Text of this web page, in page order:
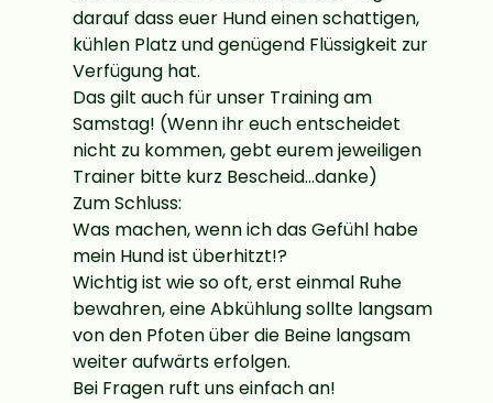
darauf dass euer Hund einen schattigen,
kühlen Platz und genügend Flüssigkeit zur
Verfügung hat.
Das gilt auch für unser Training am
Samstag! (Wenn ihr euch entscheidet
nicht zu kommen, gebt eurem jeweiligen
Trainer bitte kurz Bescheid...danke)
Zum Schluss:
Was machen, wenn ich das Gefühl habe
mein Hund ist überhitzt!?
Wichtig ist wie so oft, erst einmal Ruhe
bewahren, eine Abkühlung sollte langsam
von den Pfoten über die Beine langsam
weiter aufwärts erfolgen.
Bei Fragen ruft uns einfach an!